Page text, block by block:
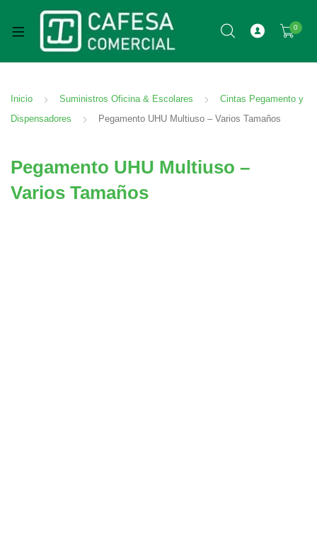
0
Inicio Suministros Oficina & Escolares
Cintas Pegamento y
Dispensadores
Pegamento UHU Multiuso – Varios Tamaños
Pegamento UHU Multiuso –
Varios Tamaños